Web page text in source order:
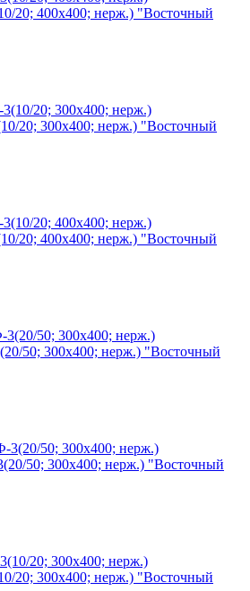
400х400; нерж.) "Восточный
300х400; нерж.) "Восточный
400х400; нерж.) "Восточный
50; 300х400; нерж.) "Восточный
50; 300х400; нерж.) "Восточный
300х400; нерж.) "Восточный